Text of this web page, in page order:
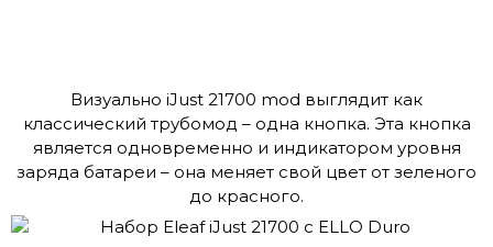
Визуально iJust 21700 mod выглядит как
классический трубомод – одна кнопка. Эта кнопка
является одновременно и индикатором уровня
заряда батареи – она меняет свой цвет от зеленого
до красного.